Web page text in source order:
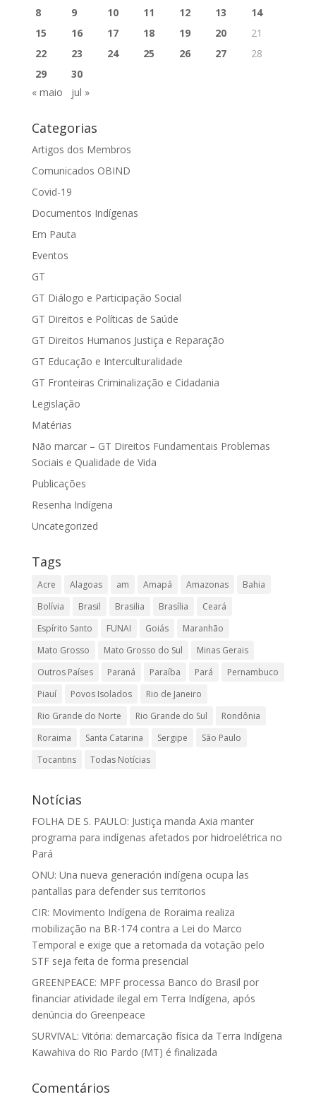
8
9 10 11 12 13
14
15
16 17 18 19 20
21
22
23 24 25 26 27
28
29
30
« maio
jul »
Categorias
Artigos dos Membros
Comunicados OBIND
Covid-19
Documentos Indígenas
Em Pauta
Eventos
GT
GT Diálogo e Participação Social
GT Direitos e Políticas de Saúde
GT Direitos Humanos Justiça e Reparação
GT Educação e Interculturalidade
GT Fronteiras Criminalização e Cidadania
Legislação
Matérias
Não marcar – GT Direitos Fundamentais Problemas
Sociais e Qualidade de Vida
Publicações
Resenha Indígena
Uncategorized
Tags
Acre Alagoas am Amapá Amazonas
Bahia
Bolívia
Brasil Brasilia Brasília
Ceará
Espírito Santo
FUNAI Goiás
Maranhão
Mato Grosso
Mato Grosso do Sul
Minas Gerais
Outros Países
Paraná Paraíba Pará
Pernambuco
Piauí
Povos Isolados
Rio de Janeiro
Rio Grande do Norte
Rio Grande do Sul
Rondônia
Roraima
Santa Catarina Sergipe
São Paulo
Tocantins
Todas Notícias
Notícias
FOLHA DE S. PAULO: Justiça manda Axia manter
programa para indígenas afetados por hidroelétrica no
Pará
ONU: Una nueva generación indígena ocupa las
pantallas para defender sus territorios
CIR: Movimento Indígena de Roraima realiza
mobilização na BR-174 contra a Lei do Marco
Temporal e exige que a retomada da votação pelo
STF seja feita de forma presencial
GREENPEACE: MPF processa Banco do Brasil por
financiar atividade ilegal em Terra Indígena, após
denúncia do Greenpeace
SURVIVAL: Vitória: demarcação física da Terra Indígena
Kawahiva do Rio Pardo (MT) é finalizada
Comentários